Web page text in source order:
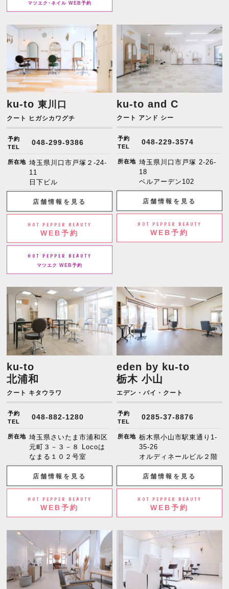
マツエク･ネイル WEB予約
ku-to東川口
クート ヒガシカワグチ
予約
TEL
048-299-9386
所在地 埼玉県川口市戸塚２-24-
11
日下ビル
店舗情報を見る
HOT PEPPER BEAUTY
WEB予約
HOT PEPPER BEAUTY
マツエク WEB予約
ku-to and C
クート アンド シー
予約
TEL
048-229-3574
所在地 埼玉県川口市戸塚 2-26-
18
ベルアーデン102
店舗情報を見る
HOT PEPPER BEAUTY
WEB予約
ku-to
北浦和
クート キタウラワ
予約
TEL
048-882-1280
所在地 埼玉県さいたま市浦和区
元町３－３－８ Locoは
なまる１０２号室
店舗情報を見る
HOT PEPPER BEAUTY
WEB予約
eden by ku-to
栃木 小山
エデン・バイ・クート
予約
TEL
0285-37-8876
所在地 栃木県小山市駅東通り1-
35-26
オルディネールビル２階
店舗情報を見る
HOT PEPPER BEAUTY
WEB予約